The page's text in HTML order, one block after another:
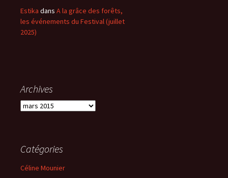
Estika dans A la grâce des forêts,
les événements du Festival (juillet
2025)
Archives
Archives
Catégories
Céline Mounier